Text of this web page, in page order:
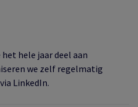
hele jaar deel aan
we zelf regelmatig
LinkedIn.